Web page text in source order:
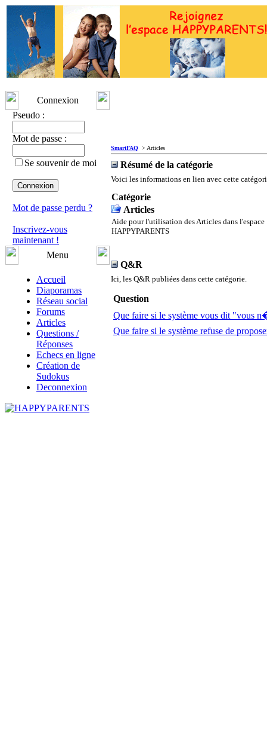
Connexion
Pseudo :
Mot de passe :
Se souvenir de moi
Mot de passe perdu ?
Inscrivez-vous
maintenant !
Menu
Accueil
Diaporamas
Réseau social
Forums
Articles
Questions /
Réponses
Echecs en ligne
Création de
Sudokus
Deconnexion
SmartFAQ > Articles
Résumé de la catégorie
Voici les informations en lien avec cette
Catégorie
Articles
Aide pour l'utilisation des Articles dans l'espace
HAPPYPARENTS
Q&R
Ici, les Q&R publiées dans cette catégorie.
Question
Que faire si le système vous dit "vous
Que faire si le système refuse de